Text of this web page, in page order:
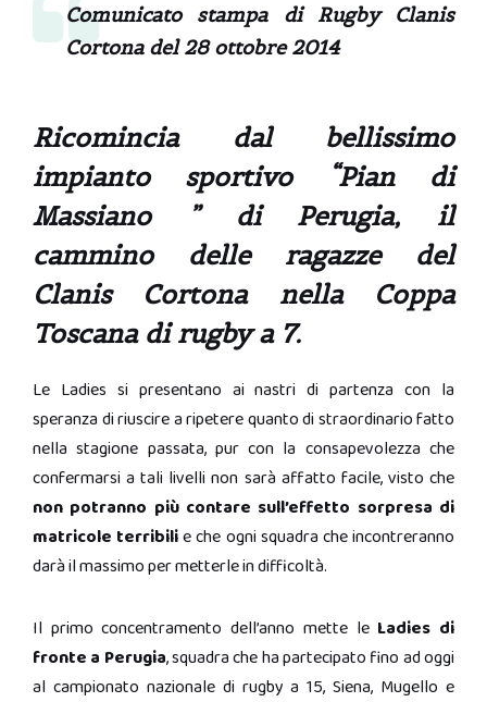
Comunicato stampa di Rugby Clanis
Cortona del 28 ottobre 2014
Ricomincia dal bellissimo
impianto sportivo “Pian di
Massiano ” di Perugia, il
cammino delle ragazze del
Clanis Cortona nella Coppa
Toscana di rugby a 7.
Le Ladies si presentano ai nastri di partenza con la
speranza di riuscire a ripetere quanto di straordinario fatto
nella stagione passata, pur con la consapevolezza che
confermarsi a tali livelli non sarà affatto facile, visto che
non potranno più contare sull’effetto sorpresa di
matricole terribilie che ogni squadra che incontreranno
darà il massimo per metterle in difficoltà.
Il primo concentramento dell’anno mette le Ladies di
fronte a Perugia, squadra che ha partecipato fino ad oggi
al campionato nazionale di rugby a 15, Siena, Mugello e